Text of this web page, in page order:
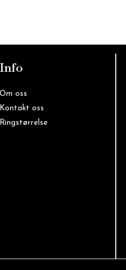
Info
Om oss
Kontakt oss
Ringstørrelse